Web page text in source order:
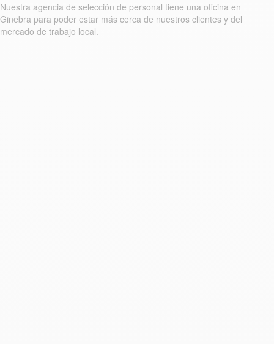
Nuestra agencia de selección de personal tiene una oficina en
Ginebra para poder estar más cerca de nuestros clientes y del
mercado de trabajo local.